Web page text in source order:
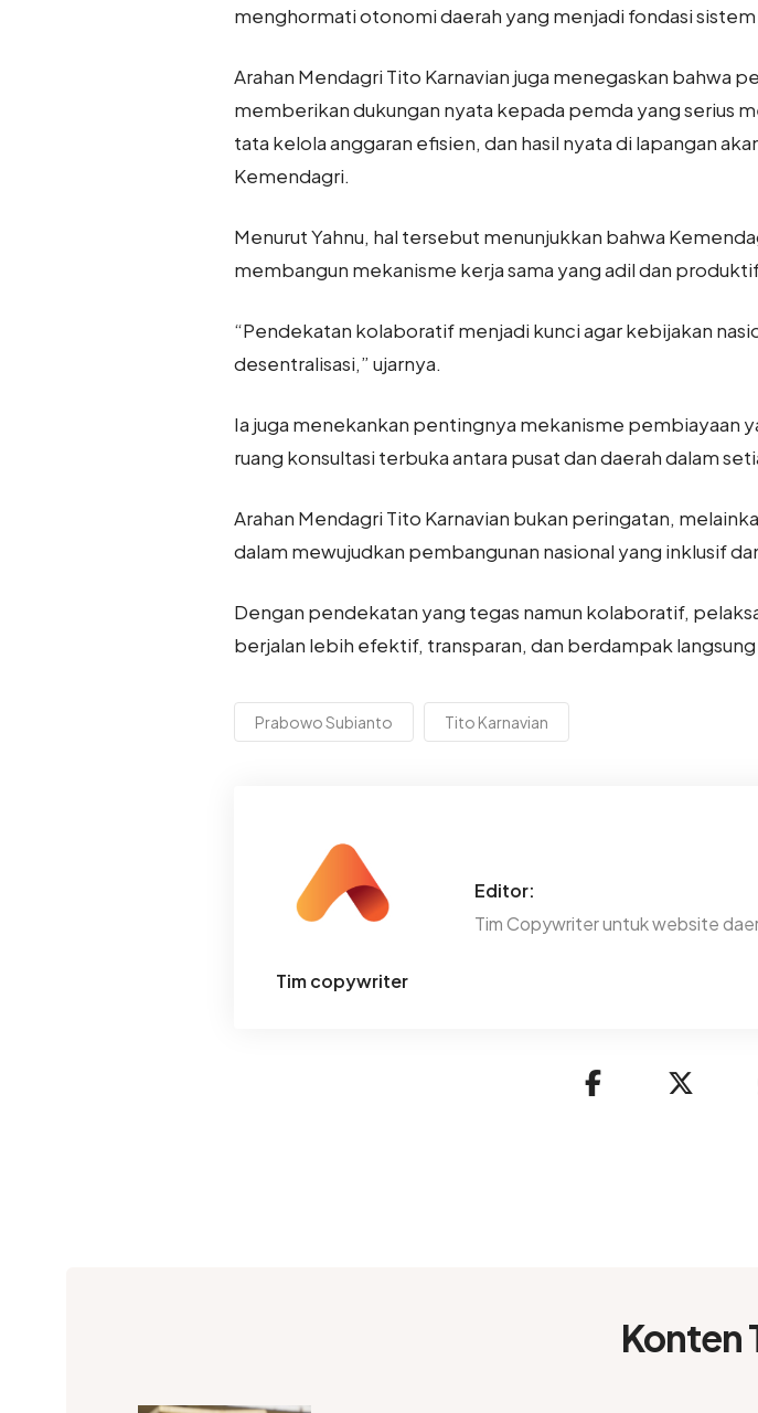
menghormati otonomi daerah yang menjadi fondasi sistem
Arahan Mendagri Tito Karnavian juga menegaskan bahwa
memberikan dukungan nyata kepada pemda yang serius
tata kelola anggaran efisien, dan hasil nyata di lapangan
Kemendagri.
Menurut Yahnu, hal tersebut menunjukkan bahwa
membangun mekanisme kerja sama yang adil dan
“Pendekatan kolaboratif menjadi kunci agar kebijakan
desentralisasi,” ujarnya.
Ia juga menekankan pentingnya mekanisme pembiayaan
ruang konsultasi terbuka antara pusat dan daerah dalam
Arahan Mendagri Tito Karnavian bukan peringatan,
dalam mewujudkan pembangunan nasional yang inklusif
Dengan pendekatan yang tegas namun kolaboratif,
berjalan lebih efektif, transparan, dan berdampak
Prabowo Subianto Tito Karnavian
Tim copywriter
Editor:
Tim Copywriter untuk website
Konten